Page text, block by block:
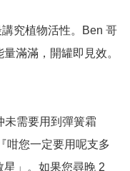
究植物活性。Ben 哥
滿滿，開罐即見效。
未需要用到彈簧霜
咁您一定要用呢支多
」。如果您尋晚 2